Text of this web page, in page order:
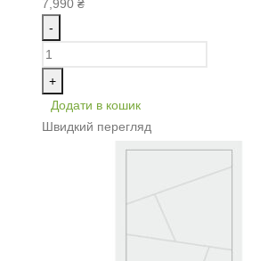
7,990 ₴
-
+
Додати в кошик
Швидкий перегляд